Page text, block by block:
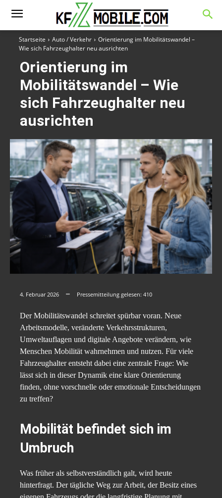
Startseite Auto / Verkehr
Orientierung im Mobilitätswandel –
Wie sich Fahrzeughalter neu ausrichten
Orientierung im
Mobilitätswandel – Wie
sich Fahrzeughalter neu
ausrichten
4. Februar 2026 Pressemitteilung gelesen: 410
Der Mobilitätswandel schreitet spürbar voran. Neue
Arbeitsmodelle, veränderte Verkehrsstrukturen,
Umweltauflagen und digitale Angebote verändern, wie
Menschen Mobilität wahrnehmen und nutzen. Für viele
Fahrzeughalter entsteht dabei eine zentrale Frage: Wie
lässt sich in dieser Dynamik eine klare Orientierung
finden, ohne vorschnelle oder emotionale Entscheidungen
zu treffen?
Mobilität befindet sich im
Umbruch
Was früher als selbstverständlich galt, wird heute
hinterfragt. Der tägliche Weg zur Arbeit, der Besitz eines